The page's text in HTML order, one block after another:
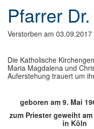
Pfarrer
Verstorben am 03.09.2017
Die Katholische
Maria Magdalena und
Auferstehung trauert um
geboren am 9. Mai
zum Priester geweiht
in Köln